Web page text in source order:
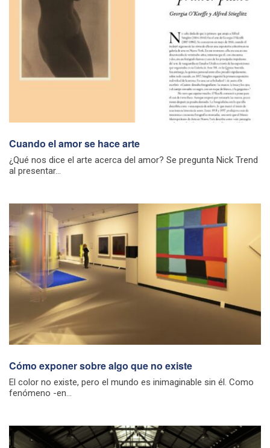
Cuando el amor se hace arte
¿Qué nos dice el arte acerca del amor? Se pregunta Nick Trend
al presentar...
Cómo exponer sobre algo que no existe
El color no existe, pero el mundo es inimaginable sin él. Como
fenómeno -en...